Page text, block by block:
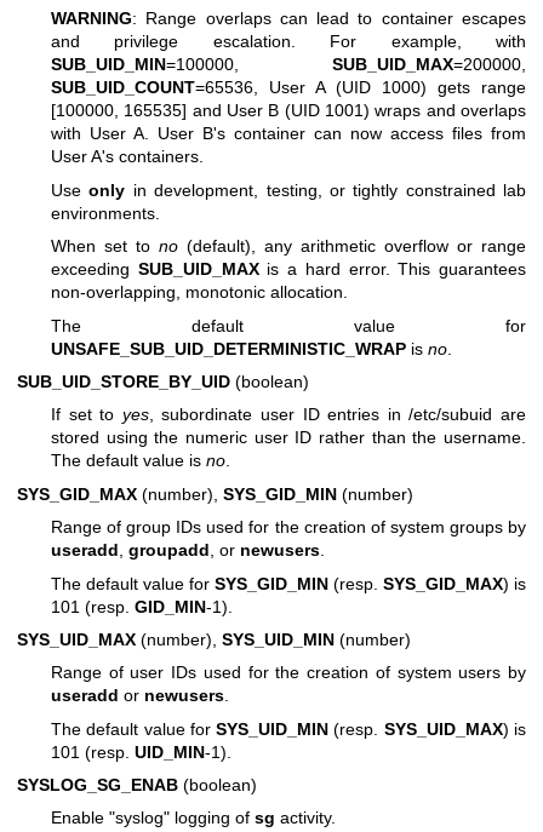
WARNING: Range overlaps can lead to container escapes
and privilege escalation. For example, with
SUB_UID_MIN=100000, SUB_UID_MAX=200000,
SUB_UID_COUNT=65536, User A (UID 1000) gets range
[100000, 165535] and User B (UID 1001) wraps and overlaps
with User A. User B's container can now access files from
User A's containers.
Useonly in development, testing, or tightly constrained lab
environments.
When set to no (default), any arithmetic overflow or range
exceeding SUB_UID_MAXis a hard error. This guarantees
non-overlapping, monotonic allocation.
The default value for
UNSAFE_SUB_UID_DETERMINISTIC_WRAP is no
SUB_UID_STORE_BY_UID (boolean)
If set to yes, subordinate user ID entries in /etc/subuid are
stored using the numeric user ID rather than the username.
The default value is no.
SYS_GID_MAX (number), SYS_GID_MIN (number)
Range of group IDs used for the creation of system groups by
useradd groupadd , or newusers
The default value for SYS_GID_MIN (resp. SYS_GID_MAX) is
101 (resp. GID_MIN-1).
SYS_UID_MAX (number), SYS_UID_MIN (number)
Range of user IDs used for the creation of system users by
useradd or newusers.
The default value forSYS_UID_MIN (resp. SYS_UID_MAX) is
101 (resp. UID_MIN-1).
SYSLOG_SG_ENAB (boolean)
Enable "syslog" logging of sg activity.